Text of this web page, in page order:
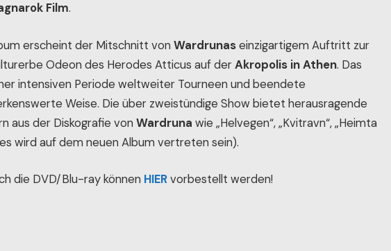
Film.
erscheint der Mitschnitt vonWardrunaseinzigartigem Auftritt zur
Odeon des Herodes Atticus auf derAkropolis in Athen. Das
intensiven Periode weltweiter Tourneen und beendete
Weise. Die über zweistündige Show bietet herausragende
aus der Diskografie vonWardruna wie „Helvegen“, „Kvitravn“, „Heimta
wird auf dem neuen Album vertreten sein).
die DVD/Blu-ray können HIERvorbestellt werden!